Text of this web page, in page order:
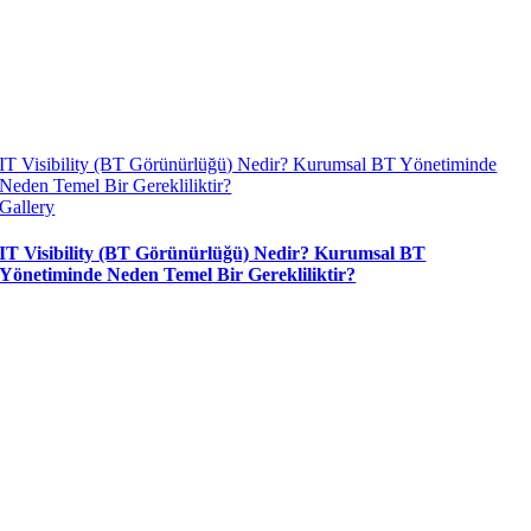
IT Visibility (BT Görünürlüğü) Nedir? Kurumsal BT Yönetiminde
Neden Temel Bir Gerekliliktir?
Gallery
IT Visibility (BT Görünürlüğü) Nedir? Kurumsal BT
Yönetiminde Neden Temel Bir Gerekliliktir?